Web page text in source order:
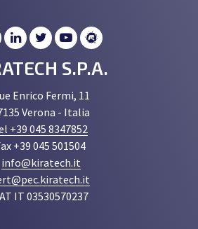
S.P.A.
Enrico Fermi, 11
Verona - Italia
+39 045 8347852
+39 045 501504
info@kiratech.it
IT 03530570237